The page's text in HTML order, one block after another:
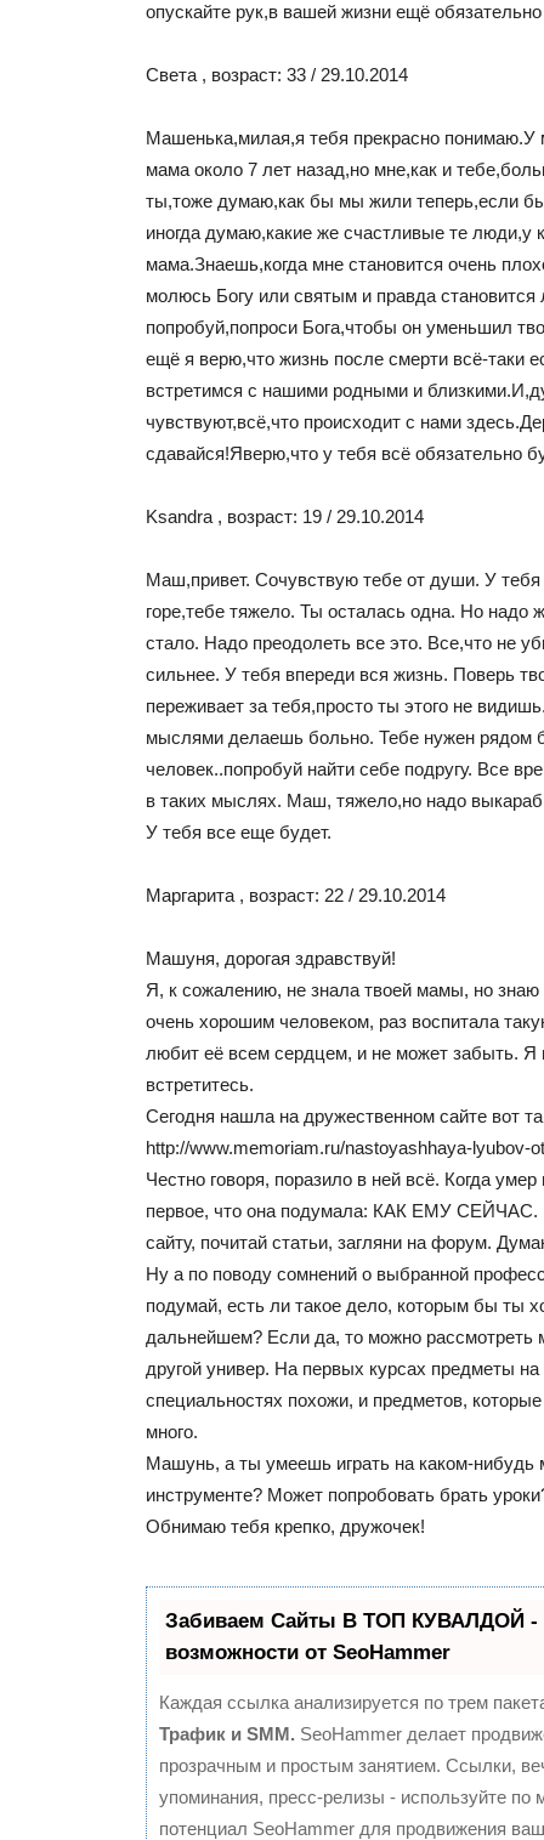
опускайте рук,в вашей жизни ещё
Света , возраст: 33 / 29.10.2014
Машенька,милая,я тебя прекрасно понимаю.У
мама около 7 лет назад,но мне,как и
ты,тоже думаю,как бы мы жили теперь,если
иногда думаю,какие же счастливые те люди,у
мама.Знаешь,когда мне становится очень
молюсь Богу или святым и правда становится
попробуй,попроси Бога,чтобы он уменьшил
ещё я верю,что жизнь после смерти всё-таки
встретимся с нашими родными и
чувствуют,всё,что происходит с нами
сдавайся!Яверю,что у тебя всё обязательно
Ksandra , возраст: 19 / 29.10.2014
Маш,привет. Сочувствую тебе от души. У
горе,тебе тяжело. Ты осталась одна. Но надо
стало. Надо преодолеть все это. Все,что не
сильнее. У тебя впереди вся жизнь. Поверь
переживает за тебя,просто ты этого не
мыслями делаешь больно. Тебе нужен рядом
человек..попробуй найти себе подругу. Все
в таких мыслях. Маш, тяжело,но надо
У тебя все еще будет.
Маргарита , возраст: 22 / 29.10.2014
Машуня, дорогая здравствуй!
Я, к сожалению, не знала твоей мамы, но знаю
очень хорошим человеком, раз воспитала
любит её всем сердцем, и не может забыть. Я
встретитесь.
Сегодня нашла на дружественном сайте вот
http://www.memoriam.ru/nastoyashhaya-lyubov-
Честно говоря, поразило в ней всё. Когда
первое, что она подумала: КАК ЕМУ СЕЙЧАС.
сайту, почитай статьи, загляни на форум.
Ну а по поводу сомнений о выбранной
подумай, есть ли такое дело, которым бы ты
дальнейшем? Если да, то можно рассмотреть
другой универ. На первых курсах предметы на
специальностях похожи, и предметов,
много.
Машунь, а ты умеешь играть на каком-нибудь
инструменте? Может попробовать брать
Обнимаю тебя крепко, дружочек!
Забиваем Сайты В ТОП КУВАЛДОЙ -
возможности от SeoHammer
Каждая ссылка анализируется по трем
Трафик и SMM. SeoHammer делает
прозрачным и простым занятием. Ссылки,
упоминания, пресс-релизы - используйте по
потенциал SeoHammer для продвижения